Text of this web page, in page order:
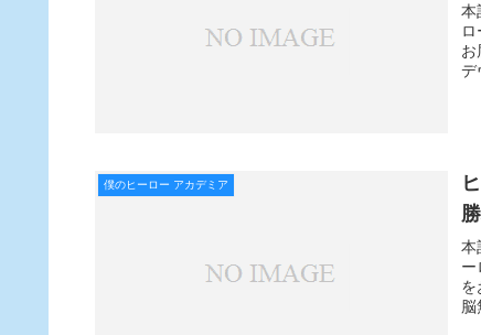
本
お
デ
僕のヒーロー アカデミア
本
ー
を